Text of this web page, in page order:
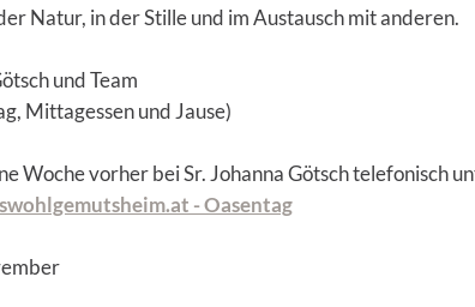
Natur, in der Stille und im Austausch mit anderen.
und Team
Mittagessen und Jause)
Woche vorher bei Sr. Johanna Götsch telefonisch
- Oasentag